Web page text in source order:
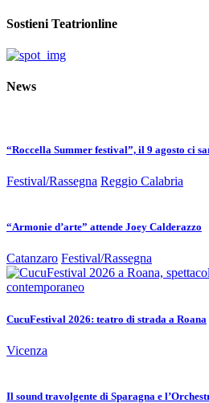
Sostieni Teatrionline
News
“Roccella Summer festival”, il 9 agosto ci
Festival/Rassegna Reggio Calabria
“Armonie d’arte” attende Joey Calderazzo
Catanzaro Festival/Rassegna
CucuFestival 2026: teatro di strada a Roana
Vicenza
Il sound travolgente di Sparagna e